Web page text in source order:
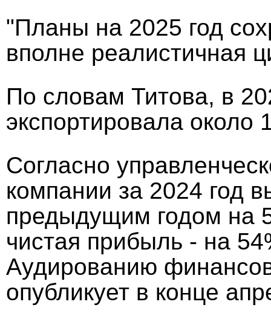
"Планы на 2025 год
вполне реалистичная
По словам Титова, в
экспортировала около
Согласно
компании за 2024 год
предыдущим годом на
чистая прибыль - на
Аудированию
опубликует в конце